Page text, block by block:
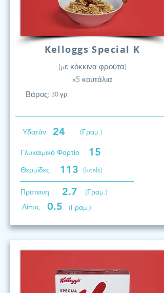
Kelloggs Special K
(με κόκκινα φρούτα)
x5 κουτάλια
Βάρος: 30 γρ.
Υδατάν. 24 (Γραμ.)
Γλυκαιμικό Φορτίο 15
Θερμίδες 113 (kcals)
Προτεινη 2.7
(Γραμ.)
Λίπος
0.5 (Γραμ.)